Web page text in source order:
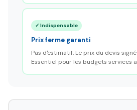
✓ Indispensable
Prix ferme garanti
Pas d'estimatif. Le prix du devis
Essentiel pour les budgets services